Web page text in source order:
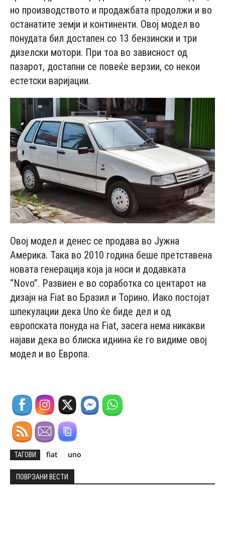
но производството и продажбата продолжи и во
останатите земји и континенти. Овој модел во
понудата бил достапен со 13 бензински и три
дизелски мотори. При тоа во зависност од
пазарот, достапни се повеќе верзии, со некои
естетски варијации.
Овој модел и денес се продава во Јужна
Америка. Така во 2010 година беше претставена
новата генерација која ја носи и додавката
“Novo”. Развиен е во соработка со центарот на
дизајн на Fiat во Бразил и Торино. Иако постојат
шпекулации дека Uno ќе биде дел и од
европската понуда на Fiat, засега нема никакви
најави дека во блиска иднина ќе го видиме овој
модел и во Европа.
ТАГОВИ fiat uno
ПОВРЗАНИ ВЕСТИ